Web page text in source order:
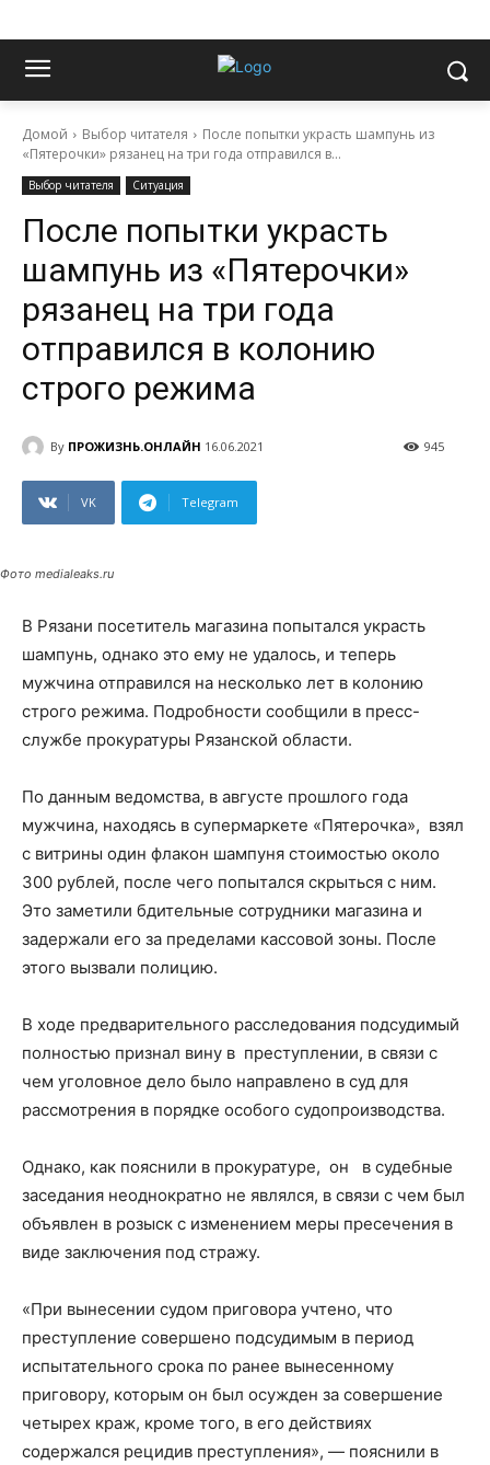
Домой Выбор читателя
После попытки украсть шампунь из
«Пятерочки» рязанец на три года отправился в...
Выбор читателя Ситуация
После попытки украсть
шампунь из «Пятерочки»
рязанец на три года
отправился в колонию
строго режима
By ПРОЖИЗНЬ.ОНЛАЙН 16.06.2021 945
VK Telegram
Фото medialeaks.ru
В Рязани посетитель магазина попытался украсть
шампунь, однако это ему не удалось, и теперь
мужчина отправился на несколько лет в колонию
строго режима. Подробности сообщили в пресс-
службе прокуратуры Рязанской области.
По данным ведомства, в августе прошлого года
мужчина, находясь в супермаркете «Пятерочка», взял
с витрины один флакон шампуня стоимостью около
300 рублей, после чего попытался скрыться с ним.
Это заметили бдительные сотрудники магазина и
задержали его за пределами кассовой зоны. После
этого вызвали полицию.
В ходе предварительного расследования подсудимый
полностью признал вину в преступлении, в связи с
чем уголовное дело было направлено в суд для
рассмотрения в порядке особого судопроизводства.
Однако, как пояснили в прокуратуре, он в судебные
заседания неоднократно не являлся, в связи с чем был
объявлен в розыск с изменением меры пресечения в
виде заключения под стражу.
«При вынесении судом приговора учтено, что
преступление совершено подсудимым в период
испытательного срока по ранее вынесенному
приговору, которым он был осужден за совершение
четырех краж, кроме того, в его действиях
содержался рецидив преступления», — пояснили в